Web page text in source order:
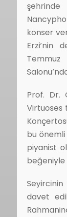
konser
Erzi’nin
Prof. Dr.
Virtuoses
bu
piyanist
beğeniyle
davet